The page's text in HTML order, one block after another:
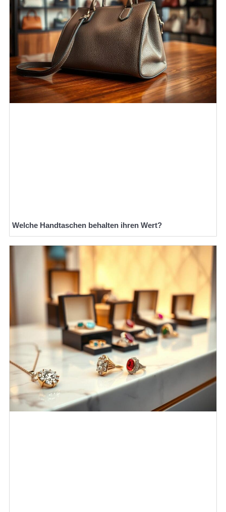
Welche Handtaschen behalten ihren Wert?